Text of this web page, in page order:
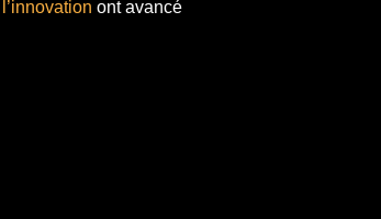
l’innovation ont avancé